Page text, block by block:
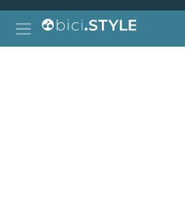
Vai al contenuto
Navigazione principale
Ricerca per: